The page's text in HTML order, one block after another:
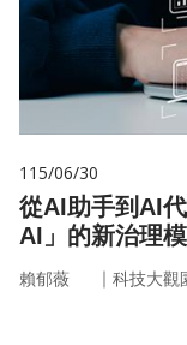
115/06/30
從AI助手到AI
AI」的新治理
賴郁薇 ｜ 科技大觀